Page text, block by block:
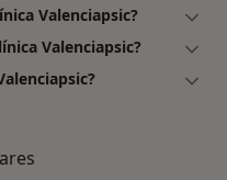
Valenciapsic?
Valenciapsic?